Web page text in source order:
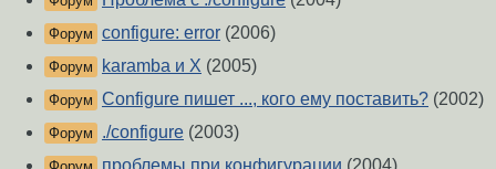
Форум configure: error (2006)
Форум karamba и X (2005)
Форум Configure пишет ..., кого ему поставить? (2002)
Форум ./configure (2003)
проблемы при конфигурации (2004)